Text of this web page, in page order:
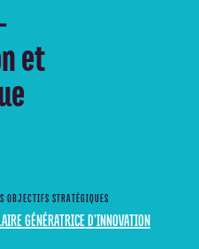
et
OBJECTIFS STRATÉGIQUES
GÉNÉRATRICE D’INNOVATION